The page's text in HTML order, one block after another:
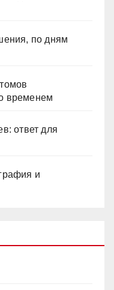
по дням
временем
ответ для
и